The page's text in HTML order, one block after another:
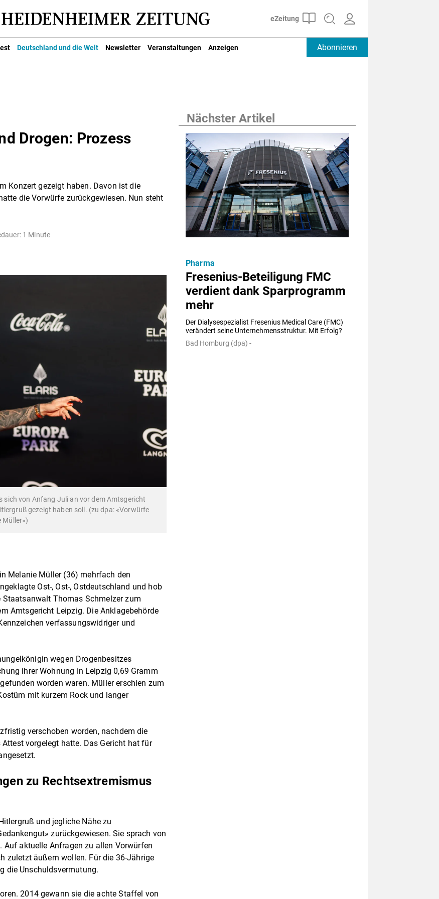
Deutschland und die Welt Newsletter Veranstaltungen Anzeigen Abonnieren
Drogen: Prozess
Konzert gezeigt haben. Davon ist die
die Vorwürfe zurückgewiesen. Nun steht
1 Minute
sich von Anfang Juli an vor dem Amtsgericht
gezeigt haben soll. (zu dpa: «Vorwürfe
Müller»)
Melanie Müller (36) mehrfach den
Ost-, Ost-, Ostdeutschland und hob
Thomas Schmelzer zum
Amtsgericht Leipzig. Die Anklagebehörde
verfassungswidriger und
wegen Drogenbesitzes
ihrer Wohnung in Leipzig 0,69 Gramm
worden waren. Müller erschien zum
mit kurzem Rock und langer
verschoben worden, nachdem die
vorgelegt hatte. Das Gericht hat für
zu Rechtsextremismus
und jegliche Nähe zu
zurückgewiesen. Sie sprach von
Auf aktuelle Anfragen zu allen Vorwürfen
zuletzt äußern wollen. Für die 36-Jährige
die Unschuldsvermutung.
2014 gewann sie die achte Staffel von
Nächster Artikel
Fresenius-Beteiligung FMC
verdient dank Sparprogramm
mehr
Der Dialysespezialist Fresenius Medical Care (FMC)
verändert seine Unternehmensstruktur. Mit Erfolg?
Pharma
Bad Homburg (dpa) -